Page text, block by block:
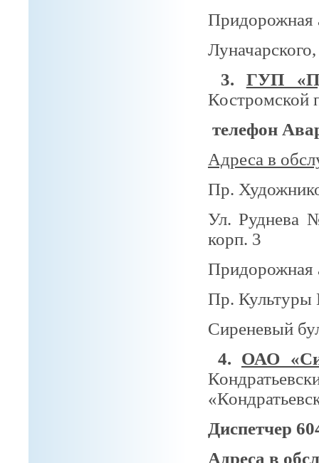
Придорожная
3.
ГУП
Костромской
телефон
Адреса в
Пр.
Ул. Руднева
корп. 3
Пр. Культуры
Сиреневый
4. ОАО
Диспетчер
Адреса в